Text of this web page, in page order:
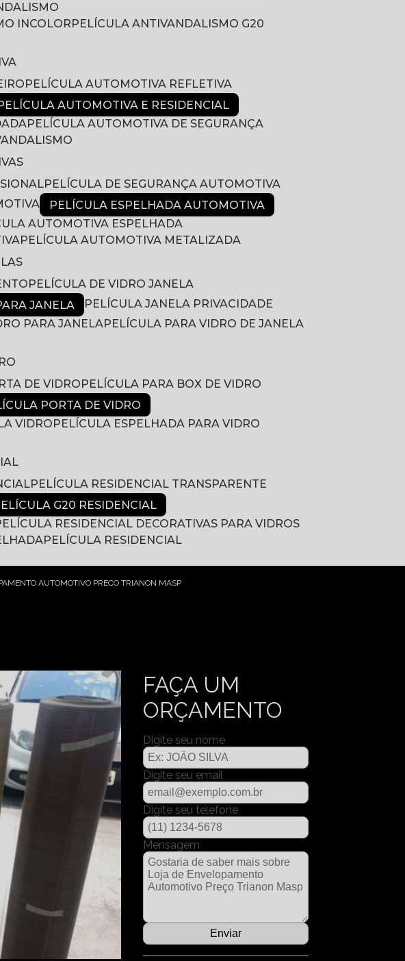
INCOLOR
PELÍCULA ANTIVANDALISMO G20
PELÍCULA AUTOMOTIVA REFLETIVA
PELÍCULA AUTOMOTIVA E RESIDENCIAL
PELÍCULA AUTOMOTIVA DE SEGURANÇA
PELÍCULA DE SEGURANÇA AUTOMOTIVA
PELÍCULA ESPELHADA AUTOMOTIVA
AUTOMOTIVA ESPELHADA
PELÍCULA AUTOMOTIVA METALIZADA
PELÍCULA DE VIDRO JANELA
JANELA
PELÍCULA JANELA PRIVACIDADE
PARA JANELA
PELÍCULA PARA VIDRO DE JANELA
DE VIDRO
PELÍCULA PARA BOX DE VIDRO
PORTA DE VIDRO
VIDRO
PELÍCULA ESPELHADA PARA VIDRO
PELÍCULA RESIDENCIAL TRANSPARENTE
PELÍCULA G20 RESIDENCIAL
PELÍCULA RESIDENCIAL DECORATIVAS PARA VIDROS
PELÍCULA RESIDENCIAL
AUTOMOTIVO PRECO TRIANON MASP
FAÇA UM
ORÇAMENTO
Digite seu nome
Digite seu email
Digite seu telefone
Mensagem